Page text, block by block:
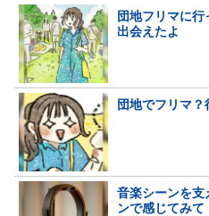
団地フリマに
出会えたよ
団地でフリマ
音楽シーンを支
ンで感じてみて